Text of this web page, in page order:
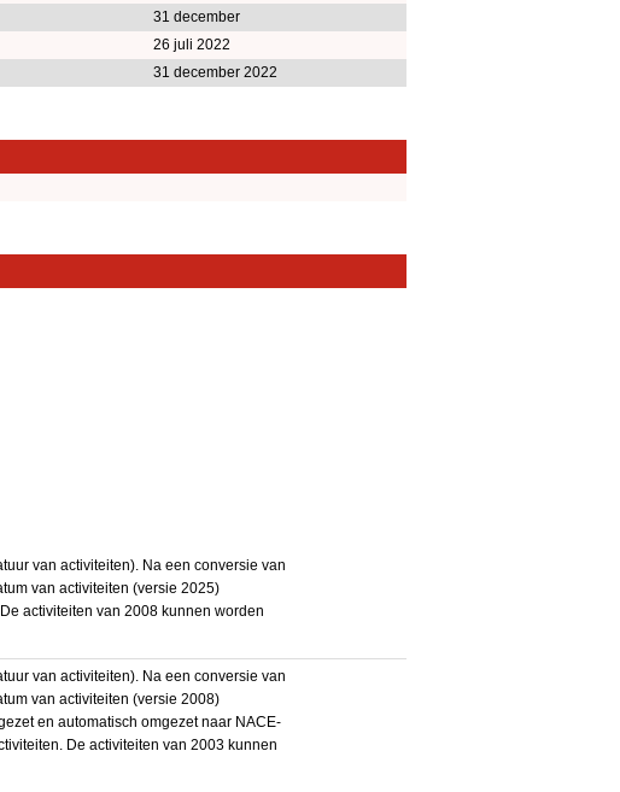
31 december
26 juli 2022
31 december 2022
van activiteiten). Na een conversie van
van activiteiten (versie 2025)
activiteiten van 2008 kunnen worden
van activiteiten). Na een conversie van
van activiteiten (versie 2008)
en automatisch omgezet naar NACE-
De activiteiten van 2003 kunnen